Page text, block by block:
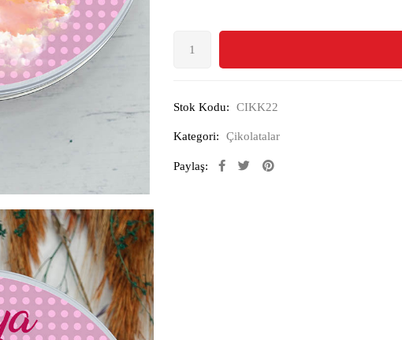
Stok Kodu: CIKK22
Kategori: Çikolatalar
Paylaş: